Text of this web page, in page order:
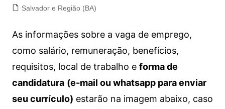
Salvador e Região (BA)
As informações sobre a vaga de emprego,
como salário, remuneração, benefícios,
requisitos, local de trabalho e forma de
candidatura (e-mail ou whatsapp para enviar
seu currículo) estarão na imagem abaixo, caso